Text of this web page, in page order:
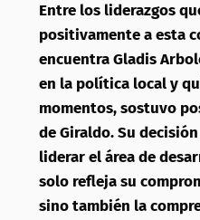
Entre los liderazgos
positivamente a esta
encuentra Gladis
en la política local y
momentos, sostuvo
de Giraldo. Su
liderar el área de
solo refleja su
sino también la